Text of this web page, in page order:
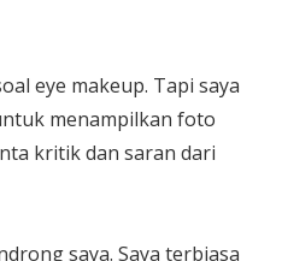
eye makeup. Tapi saya
menampilkan foto
kritik dan saran dari
saya. Saya terbiasa